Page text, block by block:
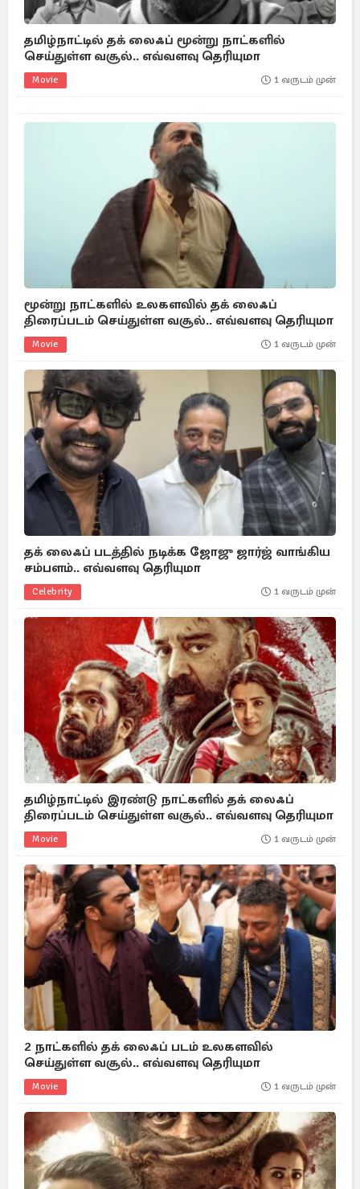
தமிழ்நாட்டில் தக் லைஃப் மூன்று நாட்களில்
செய்துள்ள வசூல்.. எவ்வளவு தெரியுமா
Movie 1 வருடம் முன்
மூன்று நாட்களில் உலகளவில் தக் லைஃப்
திரைப்படம் செய்துள்ள வசூல்.. எவ்வளவு தெரியுமா
Movie 1 வருடம் முன்
தக் லைஃப் படத்தில் நடிக்க ஜோஜு ஜார்ஜ் வாங்கிய
சம்பளம்.. எவ்வளவு தெரியுமா
Celebrity 1 வருடம் முன்
தமிழ்நாட்டில் இரண்டு நாட்களில் தக் லைஃப்
திரைப்படம் செய்துள்ள வசூல்.. எவ்வளவு தெரியுமா
Movie 1 வருடம் முன்
2 நாட்களில் தக் லைஃப் படம் உலகளவில்
செய்துள்ள வசூல்.. எவ்வளவு தெரியுமா
Movie 1 வருடம் முன்